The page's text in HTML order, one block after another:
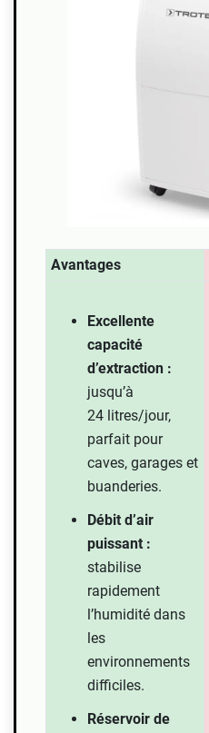
Avantages
Excellente
capacité
d’extraction :
jusqu’à
24 litres/jour,
parfait pour
caves, garages et
buanderies.
Débit d’air
puissant :
stabilise
rapidement
l’humidité dans
les
environnements
difficiles.
Réservoir de